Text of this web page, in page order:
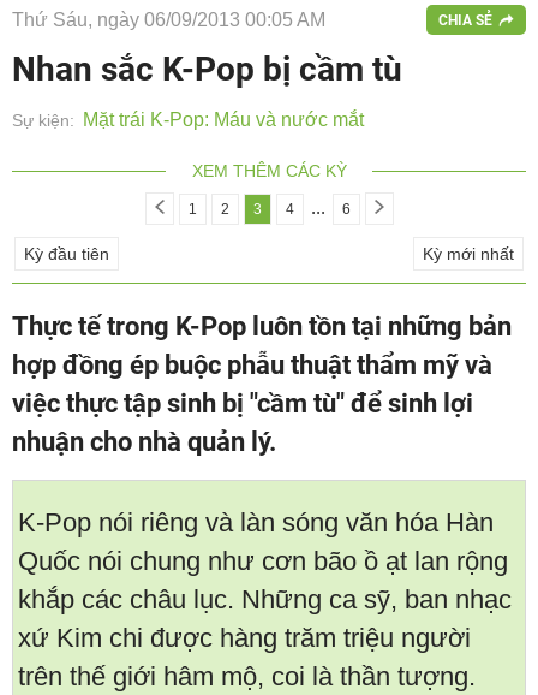
Thứ Sáu, ngày 06/09/2013 00:05 AM CHIA SẺ
Nhan sắc K-Pop bị cầm tù
Sự kiện: Mặt trái K-Pop: Máu và nước mắt
XEM THÊM CÁC KỲ
1 2 3 4 ... 6
Kỳ đầu tiên Kỳ mới nhất
Thực tế trong K-Pop luôn tồn tại những bản
hợp đồng ép buộc phẫu thuật thẩm mỹ và
việc thực tập sinh bị "cầm tù" để sinh lợi
nhuận cho nhà quản lý.
K-Pop nói riêng và làn sóng văn hóa Hàn
Quốc nói chung như cơn bão ồ ạt lan rộng
khắp các châu lục. Những ca sỹ, ban nhạc
xứ Kim chi được hàng trăm triệu người
trên thế giới hâm mộ, coi là thần tượng.